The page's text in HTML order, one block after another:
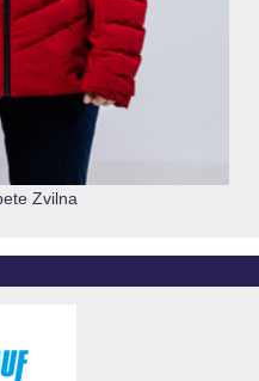
Zvilna